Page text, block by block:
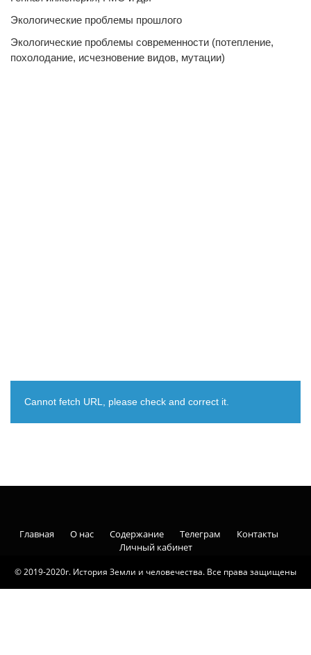
Экологические проблемы прошлого
Экологические проблемы современности (потепление,
похолодание, исчезновение видов, мутации)
Cannot fetch URL, please check and correct it.
© 2019-2020г. История Земли и человечества. Все права защищены
Главная О нас Содержание Телеграм
Контакты
Личный кабинет